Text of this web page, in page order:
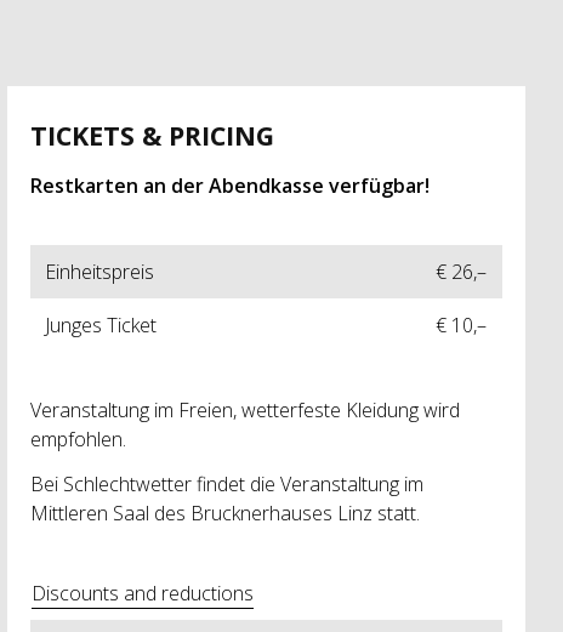
TICKETS & PRICING
Restkarten an der Abendkasse verfügbar!
Einheitspreis
€ 26,–
Junges Ticket
€ 10,–
Veranstaltung im Freien, wetterfeste Kleidung wird
empfohlen.
Bei Schlechtwetter findet die Veranstaltung im
Mittleren Saal des Brucknerhauses Linz statt.
Discounts and reductions